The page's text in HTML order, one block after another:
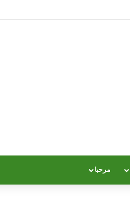
مرحبا